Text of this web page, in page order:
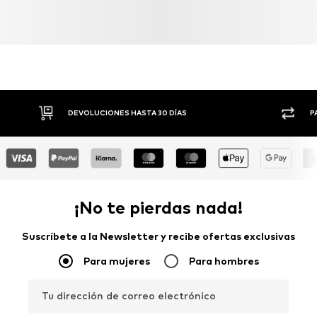
DEVOLUCIONES HASTA 30 DÍAS
¡No te pierdas nada!
Suscríbete a la Newsletter y recibe ofertas exclusivas
Para mujeres Para hombres
Tu dirección de correo electrónico